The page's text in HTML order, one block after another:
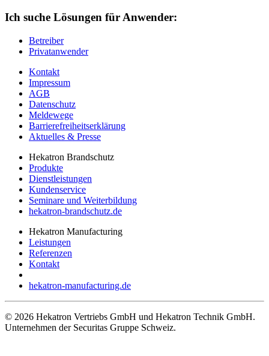
Ich suche Lösungen für Anwender:
Betreiber
Privatanwender
Kontakt
Impressum
AGB
Datenschutz
Meldewege
Barrierefreiheitserklärung
Aktuelles & Presse
Hekatron Brandschutz
Produkte
Dienstleistungen
Kundenservice
Seminare und Weiterbildung
hekatron-brandschutz.de
Hekatron Manufacturing
Leistungen
Referenzen
Kontakt
hekatron-manufacturing.de
© 2026 Hekatron Vertriebs GmbH und Hekatron Technik GmbH.
Unternehmen der Securitas Gruppe Schweiz.